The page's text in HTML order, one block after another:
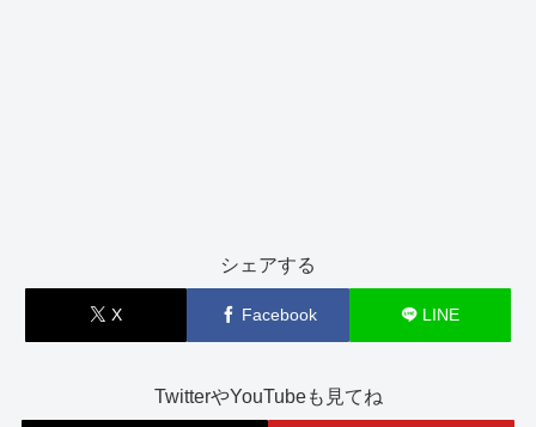
シェアする
X Facebook LINE
TwitterやYouTubeも見てね